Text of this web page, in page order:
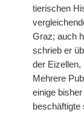
tierischen
Graz; auch
schrieb er
der Eizellen,
Mehrere
einige
beschäftigte